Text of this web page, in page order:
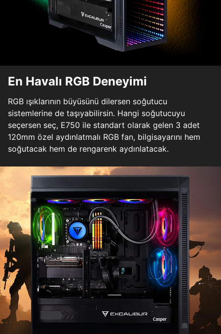
En Havalı RGB Deneyimi
RGB ışıklarının büyüsünü dilersen soğutucu
sistemlerine de taşıyabilirsin. Hangi soğutucuyu
seçersen seç, E750 ile standart olarak gelen 3 adet
120mm özel aydınlatmalı RGB fan, bilgisayarını hem
soğutacak hem de rengarenk aydınlatacak.